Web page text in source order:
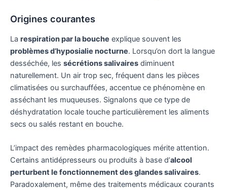
Origines courantes
La respiration par la bouche explique souvent les
problèmes d’hyposialie nocturne. Lorsqu’on dort la langue
desséchée, les sécrétions salivaires diminuent
naturellement. Un air trop sec, fréquent dans les pièces
climatisées ou surchauffées, accentue ce phénomène en
asséchant les muqueuses. Signalons que ce type de
déshydratation locale touche particulièrement les aliments
secs ou salés restant en bouche.
L’impact des remèdes pharmacologiques mérite attention.
Certains antidépresseurs ou produits à base d’alcool
perturbent le fonctionnement des glandes salivaires.
Paradoxalement, même des traitements médicaux courants